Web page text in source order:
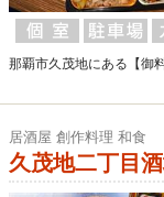
那覇市久茂地にある【御
居酒屋 創作料理 和食
久茂地二丁目